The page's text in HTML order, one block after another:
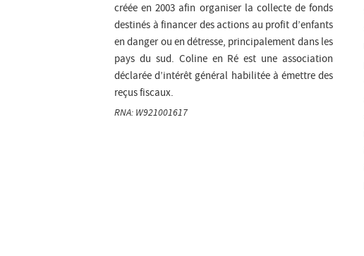
créée en 2003 afin organiser la collecte de fonds
destinés à financer des actions au profit d’enfants
en danger ou en détresse, principalement dans les
pays du sud. Coline en Ré est une association
déclarée d’intérêt général habilitée à émettre des
reçus fiscaux.
RNA: W921001617